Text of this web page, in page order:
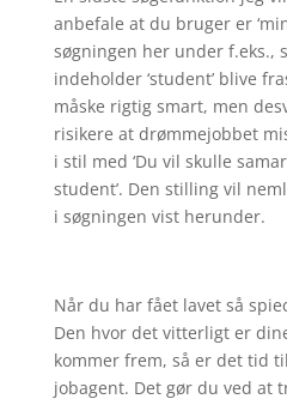
anbefale at du bruger er
søgningen her under f.eks.,
indeholder ‘student’ blive
måske rigtig smart, men
risikere at drømmejobbet
i stil med ‘Du vil skulle
student’. Den stilling vil
i søgningen vist herunder.
Når du har fået lavet så
Den hvor det vitterligt er
kommer frem, så er det tid
jobagent. Det gør du ved at